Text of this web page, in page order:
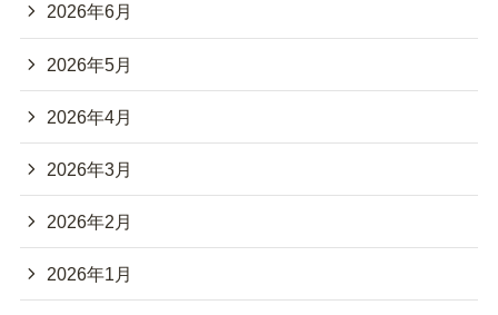
2026年6月
2026年5月
2026年4月
2026年3月
2026年2月
2026年1月